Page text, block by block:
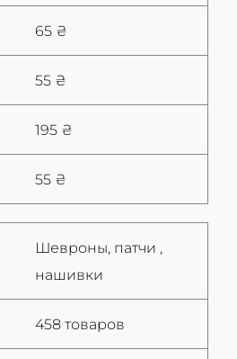
65 ₴
55 ₴
195 ₴
55 ₴
Шевроны, патчи ,
нашивки
458 товаров